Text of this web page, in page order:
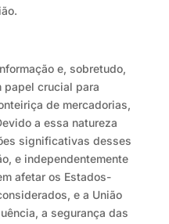
e, sobretudo,
papel crucial para
de mercadorias,
a essa natureza
significativas desses
e independentemente
afetar os Estados-
e a União
a segurança das